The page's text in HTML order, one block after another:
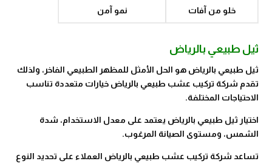
خلو من آفات نمو آمن
ثيل طبيعي بالرياض
ثيل طبيعي بالرياض هو الحل الأمثل للمظهر الطبيعي الفاخر، ولذلك
تقدم شركة تركيب عشب طبيعي بالرياض خيارات متعددة تناسب
الاحتياجات المختلفة.
اختيار ثيل طبيعي بالرياض يعتمد على معدل الاستخدام، شدة
الشمس، ومستوى الصيانة المرغوب.
تساعد شركة تركيب عشب طبيعي بالرياض العملاء على تحديد النوع